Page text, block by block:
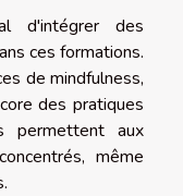
d'intégrer des
ces formations.
de mindfulness,
des pratiques
permettent aux
même